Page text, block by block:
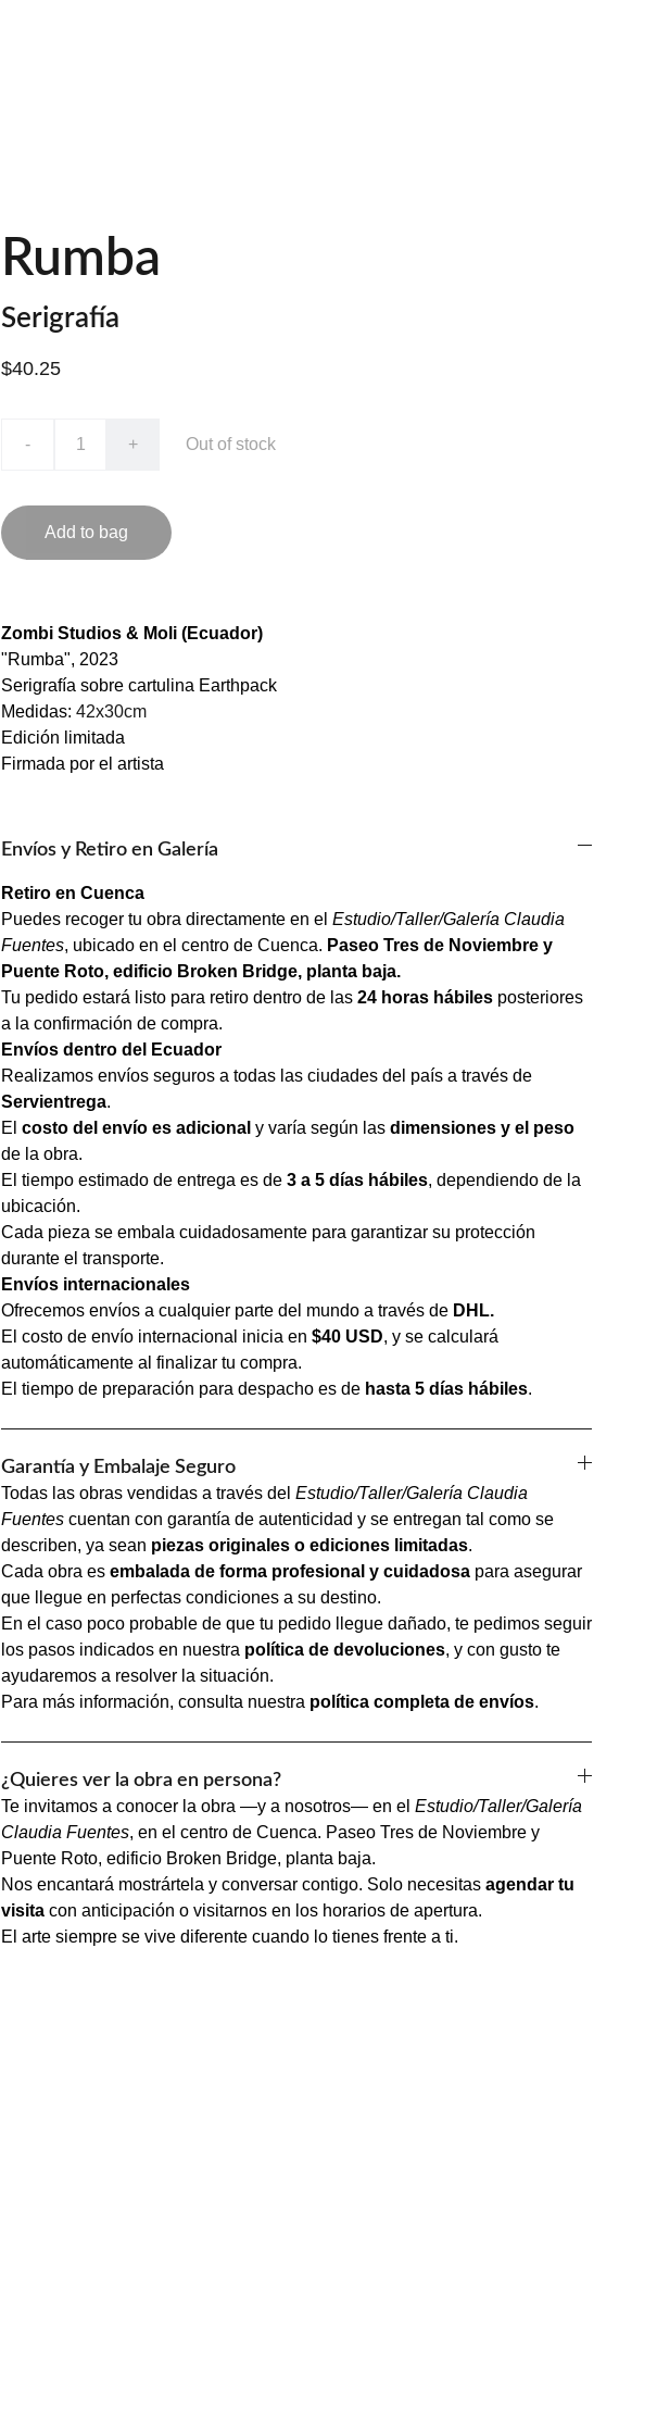
Rumba
Serigrafía
$40.25
- + Out of stock
Add to bag
Zombi Studios & Moli (Ecuador)
"Rumba", 2023
Serigrafía sobre cartulina Earthpack
Medidas: 42x30cm
Edición limitada
Firmada por el artista
Envíos y Retiro en Galería
Retiro en Cuenca
Puedes recoger tu obra directamente en el Estudio/Taller/Galería Claudia
Fuentes, ubicado en el centro de Cuenca. Paseo Tres de Noviembre y
Puente Roto, edificio Broken Bridge, planta baja.
Tu pedido estará listo para retiro dentro de las 24 horas hábiles posteriores
a la confirmación de compra.
Envíos dentro del Ecuador
Realizamos envíos seguros a todas las ciudades del país a través de
Servientrega.
El costo del envío es adicional y varía según las dimensiones y el peso
de la obra.
El tiempo estimado de entrega es de 3 a 5 días hábiles, dependiendo de la
ubicación.
Cada pieza se embala cuidadosamente para garantizar su protección
durante el transporte.
Envíos internacionales
Ofrecemos envíos a cualquier parte del mundo a través de DHL.
El costo de envío internacional inicia en $40 USD, y se calculará
automáticamente al finalizar tu compra.
El tiempo de preparación para despacho es de hasta 5 días hábiles.
Garantía y Embalaje Seguro
Todas las obras vendidas a través del Estudio/Taller/Galería Claudia
Fuentes cuentan con garantía de autenticidad y se entregan tal como se
describen, ya sean piezas originales o ediciones limitadas.
Cada obra es embalada de forma profesional y cuidadosa para asegurar
que llegue en perfectas condiciones a su destino.
En el caso poco probable de que tu pedido llegue dañado, te pedimos seguir
los pasos indicados en nuestra política de devoluciones, y con gusto te
ayudaremos a resolver la situación.
Para más información, consulta nuestra política completa de envíos.
¿Quieres ver la obra en persona?
Te invitamos a conocer la obra —y a nosotros— en el Estudio/Taller/Galería
Claudia Fuentes, en el centro de Cuenca. Paseo Tres de Noviembre y
Puente Roto, edificio Broken Bridge, planta baja.
Nos encantará mostrártela y conversar contigo. Solo necesitas agendar tu
visita con anticipación o visitarnos en los horarios de apertura.
El arte siempre se vive diferente cuando lo tienes frente a ti.